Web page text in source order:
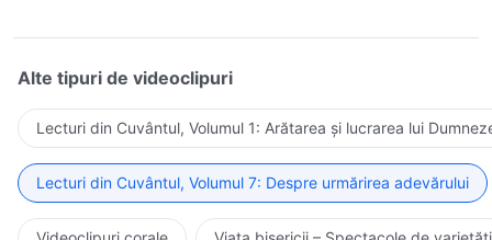
Alte tipuri de videoclipuri
Lecturi din Cuvântul, Volumul 1: Arătarea și lucrarea lui
Lecturi din Cuvântul, Volumul 7: Despre urmărirea adevărului